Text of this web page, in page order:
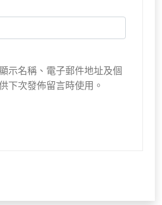
示名稱、電子郵件地址及個
下次發佈留言時使用。